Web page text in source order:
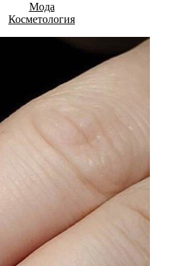
Мода
Косметология